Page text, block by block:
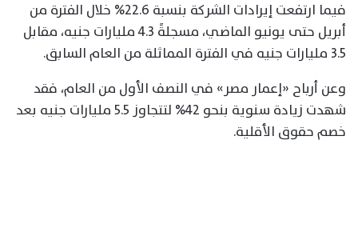
فيما ارتفعت إيرادات الشركة بنسبة 22.6% خلال الفترة من
أبريل حتى يونيو الماضي، مسجلةً 4.3 مليارات جنيه، مقابل
3.5 مليارات جنيه في الفترة المماثلة من العام السابق.
وعن أرباح «إعمار مصر» في النصف الأول من العام، فقد
شهدت زيادة سنوية بنحو 42% لتتجاوز 5.5 مليارات جنيه بعد
خصم حقوق الأقلية.